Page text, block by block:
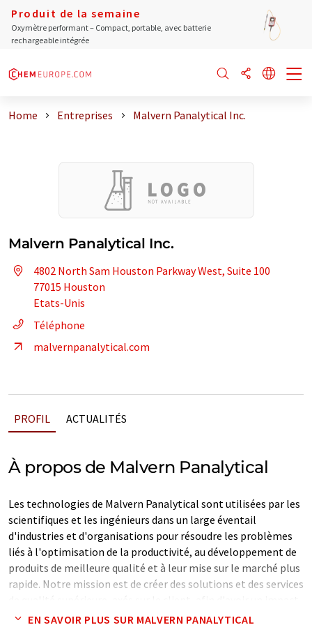
Produit de la semaine
Oxymètre performant – Compact, portable, avec batterie
rechargeable intégrée
Home Entreprises Malvern Panalytical Inc.
Malvern Panalytical Inc.
4802 North Sam Houston Parkway West, Suite 100
77015 Houston
Etats-Unis
Téléphone
malvernpanalytical.com
PROFIL ACTUALITÉS
À propos de Malvern Panalytical
Les technologies de Malvern Panalytical sont utilisées par les
scientifiques et les ingénieurs dans un large éventail
d'industries et d'organisations pour résoudre les problèmes
liés à l'optimisation de la productivité, au développement de
produits de meilleure qualité et à leur mise sur le marché plus
rapide. Notre mission est de créer des solutions et des services
économique tangible grâce à l'analyse chimique, physique et
EN SAVOIR PLUS SUR MALVERN PANALYTICAL